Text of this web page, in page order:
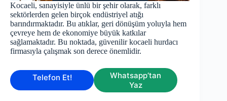
Kocaeli, sanayisiyle ünlü bir şehir olarak, farklı
sektörlerden gelen birçok endüstriyel atığı
barındırmaktadır. Bu atıklar, geri dönüşüm yoluyla hem
çevreye hem de ekonomiye büyük katkılar
sağlamaktadır. Bu noktada, güvenilir kocaeli hurdacı
firmasıyla çalışmak son derece önemlidir.
Telefon Et!
Whatsapp’tan
Yaz